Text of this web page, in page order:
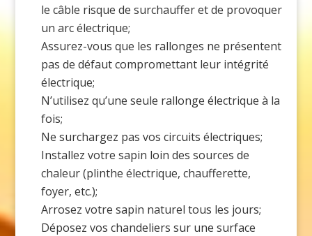
le câble risque de surchauffer et de provoquer
un arc électrique;
Assurez-vous que les rallonges ne présentent
pas de défaut compromettant leur intégrité
électrique;
N’utilisez qu’une seule rallonge électrique à la
fois;
Ne surchargez pas vos circuits électriques;
Installez votre sapin loin des sources de
chaleur (plinthe électrique, chaufferette,
foyer, etc.);
Arrosez votre sapin naturel tous les jours;
Déposez vos chandeliers sur une surface